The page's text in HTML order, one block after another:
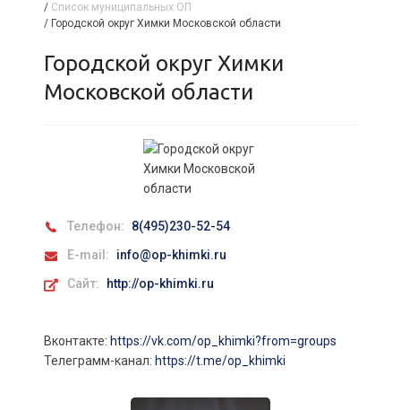
/ Список муниципальных ОП
/ Городской округ Химки Московской области
Городской округ Химки
Московской области
Телефон:
8(495)230-52-54
E-mail:
info@op-khimki.ru
Сайт:
http://op-khimki.ru
Вконтакте: https://vk.com/op_khimki?from=groups
Телеграмм-канал: https://t.me/op_khimki